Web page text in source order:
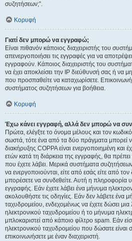
συζητήσεων;”.
Κορυφή
Γιατί δεν μπορώ να εγγραφώ;
Είναι πιθανόν κάποιος διαχειριστής του
απενεργοποιήσει τις εγγραφές για να
εγγραφούν. Κάποιος διαχειριστής του
να έχει αποκλείσει την IP διεύθυνσή σας ή να
που προσπαθείτε να καταχωρίσετε.
συστήματος συζητήσεων για βοήθεια.
Κορυφή
Έχω κάνει εγγραφή, αλλά δεν μπορώ να
Πρώτα, ελέγξτε το όνομα μέλους και τον
σωστά, τότε ένα από τα δύο πράγματα μπορεί
διακήρυξης COPPA είναι ενεργοποιημένη και
ετών κατά τη διάρκεια της εγγραφής, θα
που έχετε λάβει. Μερικά συστήματα
να ενεργοποιούνται, είτε από εσάς είτε από τον
μπορέσετε να συνδεθείτε. Αυτή η πληροφορία
εγγραφής. Εάν έχετε λάβει ένα μήνυμα
ακολουθήστε τις οδηγίες. Εάν δεν λάβετε ένα
ταχυδρομείου, ενδεχομένως να έχετε δώσει
ηλεκτρονικού ταχυδρομείου ή το μήνυμα
μπλοκαριστεί από κάποιο φίλτρο spam. Εάν
ηλεκτρονικού ταχυδρομείου που δώσατε
επικοινωνήσετε με έναν διαχειριστή.